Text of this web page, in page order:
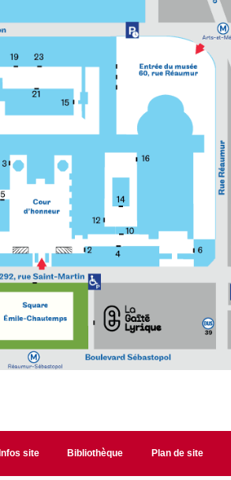
Infos site Bibliothèque Plan de site